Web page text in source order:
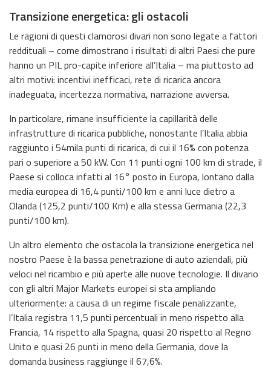
Transizione energetica: gli ostacoli
Le ragioni di questi clamorosi divari non sono legate a fattori
reddituali – come dimostrano i risultati di altri Paesi che pure
hanno un PIL pro-capite inferiore all’Italia – ma piuttosto ad
altri motivi: incentivi inefficaci, rete di ricarica ancora
inadeguata, incertezza normativa, narrazione avversa.
In particolare, rimane insufficiente la capillarità delle
infrastrutture di ricarica pubbliche, nonostante l’Italia abbia
raggiunto i 54mila punti di ricarica, di cui il 16% con potenza
pari o superiore a 50 kW. Con 11 punti ogni 100 km di strade, il
Paese si colloca infatti al 16° posto in Europa, lontano dalla
media europea di 16,4 punti/100 km e anni luce dietro a
Olanda (125,2 punti/100 Km) e alla stessa Germania (22,3
punti/100 km).
Un altro elemento che ostacola la transizione energetica nel
nostro Paese è la bassa penetrazione di auto aziendali, più
veloci nel ricambio e più aperte alle nuove tecnologie. Il divario
con gli altri Major Markets europei si sta ampliando
ulteriormente: a causa di un regime fiscale penalizzante,
l’Italia registra 11,5 punti percentuali in meno rispetto alla
Francia, 14 rispetto alla Spagna, quasi 20 rispetto al Regno
Unito e quasi 26 punti in meno della Germania, dove la
domanda business raggiunge il 67,6%.